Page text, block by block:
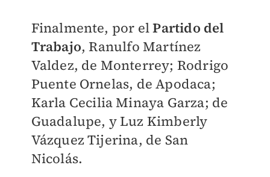
Finalmente, por elPartido del
Trabajo, Ranulfo Martínez
Valdez, de Monterrey; Rodrigo
Puente Ornelas, de Apodaca;
Karla Cecilia Minaya Garza; de
Guadalupe, y Luz Kimberly
Vázquez Tijerina, de San
Nicolás.